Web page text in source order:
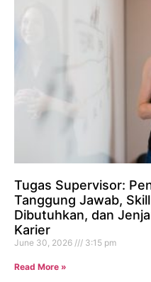
Tugas Supervisor:
Tanggung Jawab,
Dibutuhkan, dan
Karier
June 30, 2026 3:15 pm
Read More »